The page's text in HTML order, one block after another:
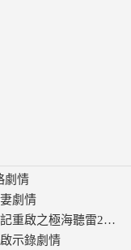
劇情
劇情
重啟之極海聽雷2劇情
示錄劇情